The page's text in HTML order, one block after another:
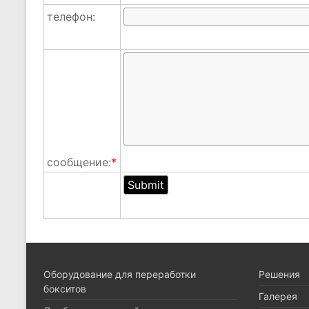
телефон:
сообщение:*
Оборудование для переработки
бокситов
Pешения
Галерея